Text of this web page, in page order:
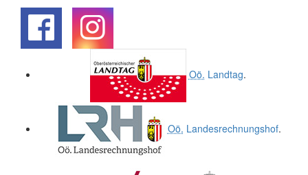
Oö. Landtag.
Oö. Landesrechnungshof.